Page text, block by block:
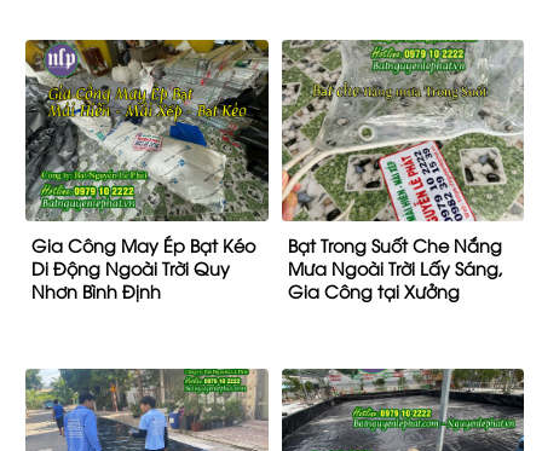
Gia Công May Ép Bạt Kéo
Di Động Ngoài Trời Quy
Nhơn Bình Định
Bạt Trong Suốt Che Nắng
Mưa Ngoài Trời Lấy Sáng,
Gia Công tại Xưởng